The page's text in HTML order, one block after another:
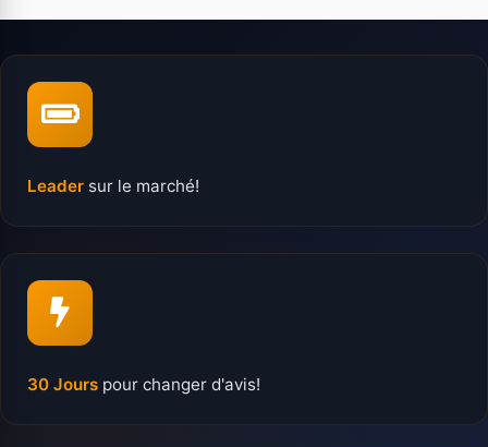
Leader sur le marché!
30 Jours pour changer d'avis!